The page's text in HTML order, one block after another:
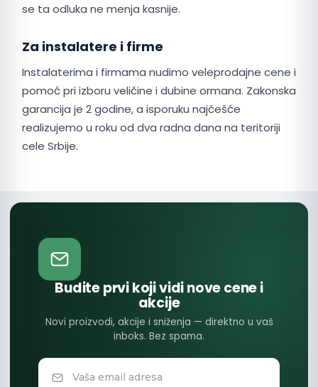
se ta odluka ne menja kasnije.
Za instalatere i firme
Instalaterima i firmama nudimo veleprodajne cene i
pomoć pri izboru veličine i dubine ormana. Zakonska
garancija je 2 godine, a isporuku najčešće
realizujemo u roku od dva radna dana na teritoriji
cele Srbije.
Budite prvi koji vidi nove cene i
akcije
Novi proizvodi, akcije i sniženja — direktno u vaš
inboks. Bez spama.